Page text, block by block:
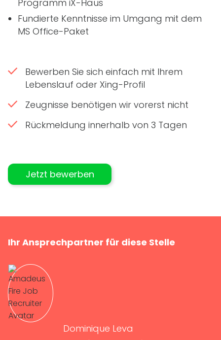
Programm iX-Haus
Fundierte Kenntnisse im Umgang mit dem
MS Office-Paket
Bewerben Sie sich einfach mit Ihrem
Lebenslauf oder Xing-Profil
Zeugnisse benötigen wir vorerst nicht
Rückmeldung innerhalb von 3 Tagen
Jetzt bewerben
Ihr Ansprechpartner für diese Stelle
Dominique Leva